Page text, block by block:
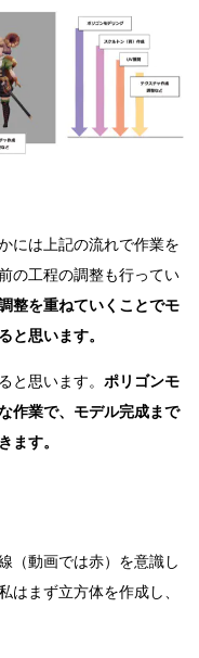
には上記の流れで作業を
の工程の調整も行ってい
整を重ねていくことでモ
と思います。
と思います。 ポリゴンモ
作業で、モデル完成まで
ます。
（動画では赤）を意識し
まず立方体を作成し、